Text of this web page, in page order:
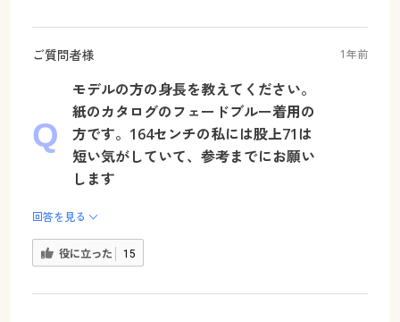
ご質問者様 1年前
モデルの方の身長を教えてください。
紙のカタログのフェードブルー着用の
方です。164センチの私には股上71は
短い気がしていて、参考までにお願い
します
回答を見る
役に立った 15